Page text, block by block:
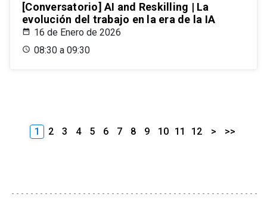
[Conversatorio] AI and Reskilling | La
evolución del trabajo en la era de la IA
16 de Enero de 2026
08:30 a 09:30
1 2 3 4 5 6 7 8 9 10 11 12 > >>